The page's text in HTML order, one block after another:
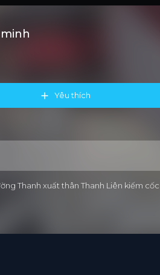
Yêu thích
Thanh xuất thân Thanh Liên kiếm